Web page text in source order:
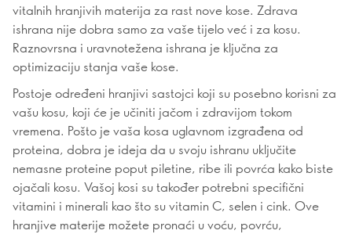
vitalnih hranjivih materija za rast nove kose. Zdrava
ishrana nije dobra samo za vaše tijelo već i za kosu.
Raznovrsna i uravnotežena ishrana je ključna za
optimizaciju stanja vaše kose.
Postoje određeni hranjivi sastojci koji su posebno korisni za
vašu kosu, koji će je učiniti jačom i zdravijom tokom
vremena. Pošto je vaša kosa uglavnom izgrađena od
proteina, dobra je ideja da u svoju ishranu uključite
nemasne proteine poput piletine, ribe ili povrća kako biste
ojačali kosu. Vašoj kosi su također potrebni specifični
vitamini i minerali kao što su vitamin C, selen i cink. Ove
hranjive materije možete pronaći u voću, povrću,